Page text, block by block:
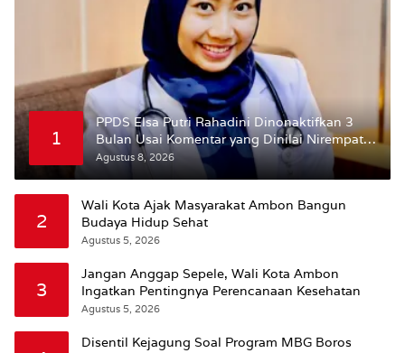
1
PPDS Elsa Putri Rahadini Dinonaktifkan 3
Bulan Usai Komentar yang Dinilai Nirempati
ke Pasien BPJS
Agustus 8, 2026
2
Wali Kota Ajak Masyarakat Ambon Bangun
Budaya Hidup Sehat
Agustus 5, 2026
3
Jangan Anggap Sepele, Wali Kota Ambon
Ingatkan Pentingnya Perencanaan Kesehatan
Agustus 5, 2026
Disentil Kejagung Soal Program MBG Boros